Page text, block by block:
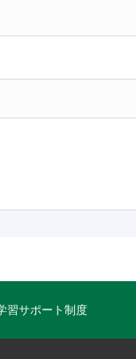
習サポート制度